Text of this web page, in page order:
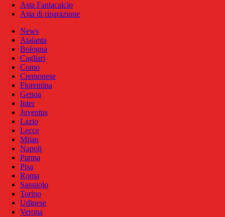
Asta Fantacalcio
Asta di riparazione
News
Atalanta
Bologna
Cagliari
Como
Cremonese
Fiorentina
Genoa
Inter
Juventus
Lazio
Lecce
Milan
Napoli
Parma
Pisa
Roma
Sassuolo
Torino
Udinese
Verona